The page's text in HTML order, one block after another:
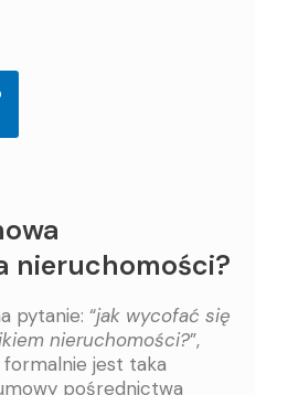
nieruchomości?
pytanie: “jak wycofać się
nieruchomości?”,
jest taka
pośrednictwa